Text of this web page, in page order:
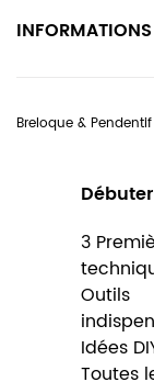
INFORMATIONS
Breloque &
Débuter
3
Outils
Idées
Toutes